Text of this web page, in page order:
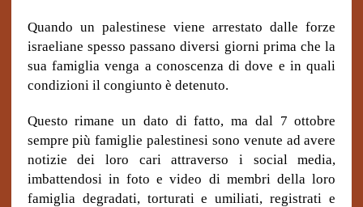
Quando un palestinese viene arrestato dalle forze
israeliane spesso passano diversi giorni prima che la
sua famiglia venga a conoscenza di dove e in quali
condizioni il congiunto è detenuto.
Questo rimane un dato di fatto, ma dal 7 ottobre
sempre più famiglie palestinesi sono venute ad avere
notizie dei loro cari attraverso i social media,
imbattendosi in foto e video di membri della loro
famiglia degradati, torturati e umiliati, registrati e